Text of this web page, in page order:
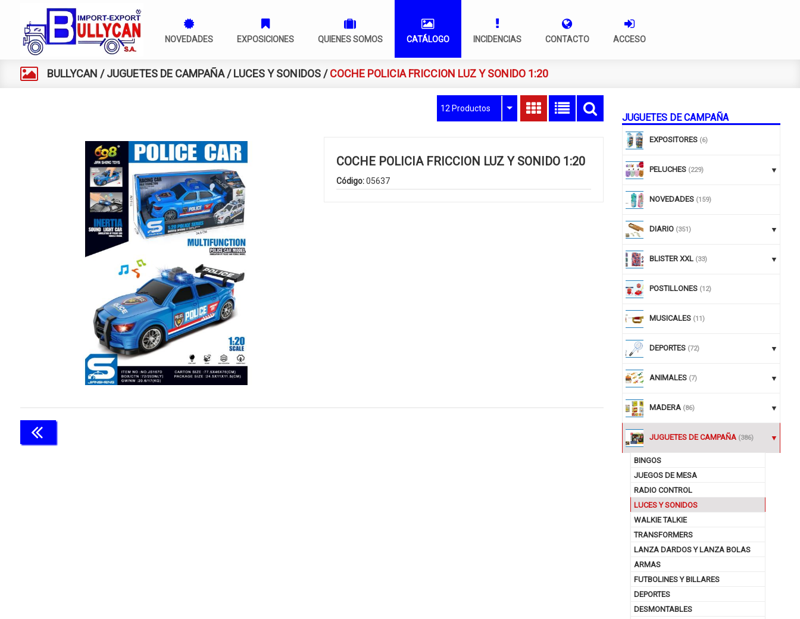
NOVEDADES EXPOSICIONES QUIENES SOMOS CATÁLOGO INCIDENCIAS CONTACTO ACCESO
BULLYCAN /JUGUETES DE CAMPAÑA/LUCES Y SONIDOS/COCHE POLICIA FRICCION LUZ Y SONIDO 1:20
JUGUETES DE CAMPAÑA
EXPOSITORES (6)
PELUCHES (229)
NOVEDADES (159)
DIARIO (351)
BLISTER XXL (33)
POSTILLONES (12)
MUSICALES (11)
DEPORTES (72)
ANIMALES (7)
MADERA (86)
JUGUETES DE CAMPAÑA (386)
BINGOS
JUEGOS DE MESA
RADIO CONTROL
LUCES Y SONIDOS
WALKIE TALKIE
TRANSFORMERS
LANZA DARDOS Y LANZA BOLAS
ARMAS
FUTBOLINES Y BILLARES
DEPORTES
DESMONTABLES
12 Productos
COCHE POLICIA FRICCION LUZ Y SONIDO 1:20
Código:05637